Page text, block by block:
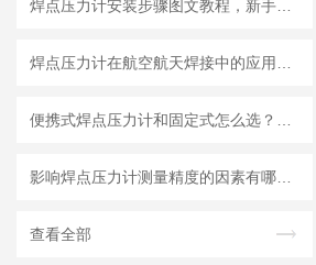
查看全部